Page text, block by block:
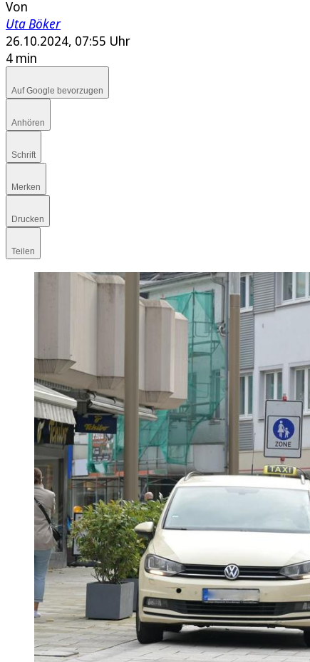
Von
Uta Böker
26.10.2024, 07:55 Uhr
4 min
Auf Google bevorzugen
Anhören
Schrift
Merken
Drucken
Teilen